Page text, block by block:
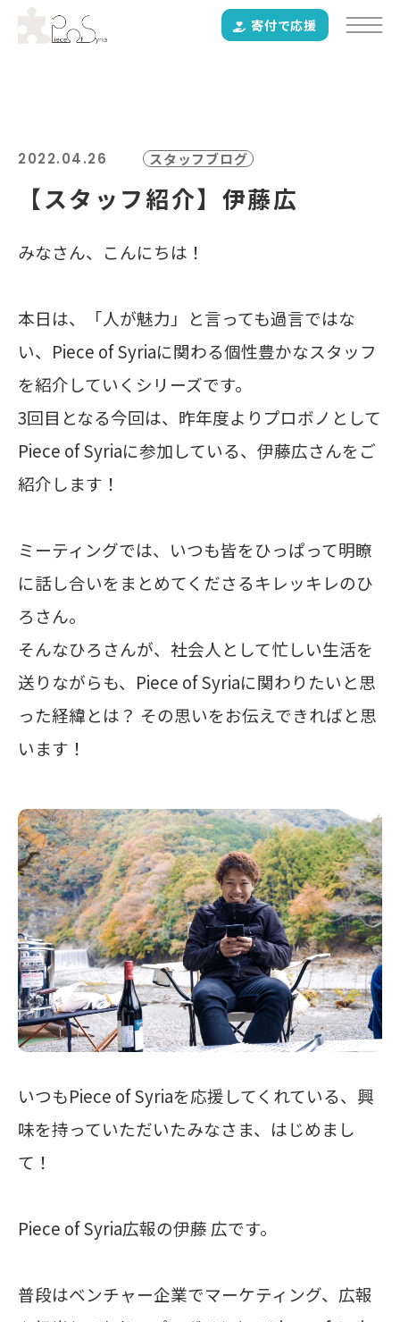
寄付で応援
2022.04.26 スタッフブログ
【スタッフ紹介】伊藤広
みなさん、こんにちは！
本日は、「人が魅力」と言っても過言ではな
い、Piece of Syriaに関わる個性豊かなスタッフ
を紹介していくシリーズです。
3回目となる今回は、昨年度よりプロボノとして
Piece of Syriaに参加している、伊藤広さんをご
紹介します！
ミーティングでは、いつも皆をひっぱって明瞭
に話し合いをまとめてくださるキレッキレのひ
ろさん。
そんなひろさんが、社会人として忙しい生活を
送りながらも、Piece of Syriaに関わりたいと思
った経緯とは？ その思いをお伝えできればと思
います！
いつもPiece of Syriaを応援してくれている、興
味を持っていただいたみなさま、はじめまし
て！
Piece of Syria広報の伊藤 広です。
普段はベンチャー企業でマーケティング、広報